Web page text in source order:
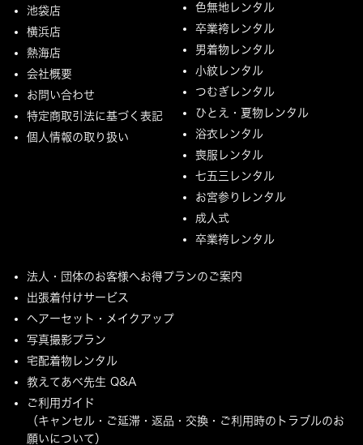
池袋店
横浜店
熱海店
会社概要
お問い合わせ
特定商取引法に基づく表記
個人情報の取り扱い
色無地レンタル
卒業袴レンタル
男着物レンタル
小紋レンタル
つむぎレンタル
ひとえ・夏物レンタル
浴衣レンタル
喪服レンタル
七五三レンタル
お宮参りレンタル
成人式
卒業袴レンタル
法人・団体のお客様へお得プランのご案内
出張着付けサービス
ヘアーセット・メイクアップ
写真撮影プラン
宅配着物レンタル
教えてあべ先生 Q&A
ご利用ガイド
（キャンセル・ご延滞・返品・交換・ご利用時のトラブルのお
願いについて）